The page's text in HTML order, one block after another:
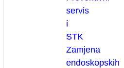
servis
i
STK
Zamjena
endoskopskih